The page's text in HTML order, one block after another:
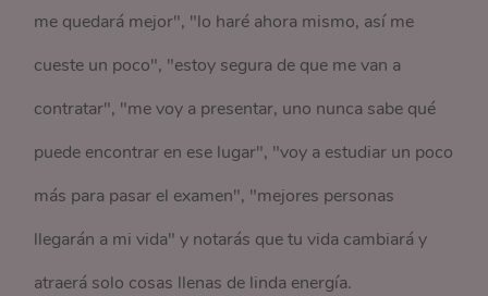
me quedará mejor", "lo haré ahora mismo, así me
cueste un poco", "estoy segura de que me van a
contratar", "me voy a presentar, uno nunca sabe qué
puede encontrar en ese lugar", "voy a estudiar un poco
más para pasar el examen", "mejores personas
llegarán a mi vida" y notarás que tu vida cambiará y
atraerá solo cosas llenas de linda energía.